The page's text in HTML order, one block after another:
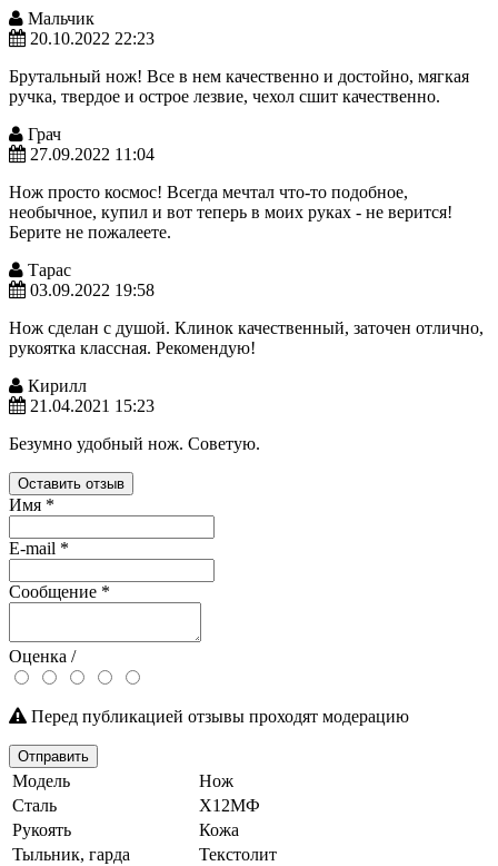
Мальчик
20.10.2022 22:23
Брутальный нож! Все в нем качественно и достойно, мягкая
ручка, твердое и острое лезвие, чехол сшит качественно.
Грач
27.09.2022 11:04
Нож просто космос! Всегда мечтал что-то подобное,
необычное, купил и вот теперь в моих руках - не верится!
Берите не пожалеете.
Тарас
03.09.2022 19:58
Нож сделан с душой. Клинок качественный, заточен отлично,
рукоятка классная. Рекомендую!
Кирилл
21.04.2021 15:23
Безумно удобный нож. Советую.
Оставить отзыв
Имя *
E-mail *
Сообщение *
Оценка /
Перед публикацией отзывы проходят модерацию
Отправить
Модель
Нож
Сталь
Х12МФ
Рукоять
Кожа
Тыльник, гарда
Текстолит